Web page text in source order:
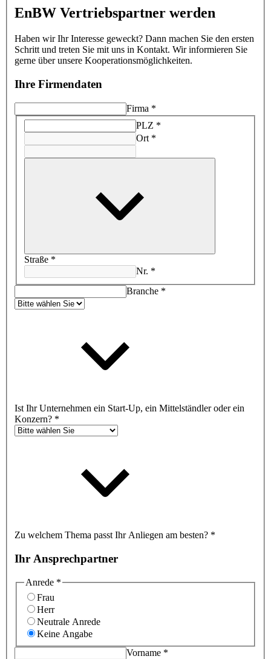
EnBW Vertriebspartner werden
Haben wir Ihr Interesse geweckt? Dann machen Sie den ersten
Schritt und treten Sie mit uns in Kontakt. Wir informieren Sie
gerne über unsere Kooperationsmöglichkeiten.
Ihre Firmendaten
Firma *
PLZ *
Ort *
Straße *
Nr. *
Branche *
Ist Ihr Unternehmen ein Start-Up, ein Mittelständler oder ein
Konzern? *
Zu welchem Thema passt Ihr Anliegen am besten? *
Ihr Ansprechpartner
Anrede *
Frau
Herr
Neutrale Anrede
Keine Angabe
Vorname *